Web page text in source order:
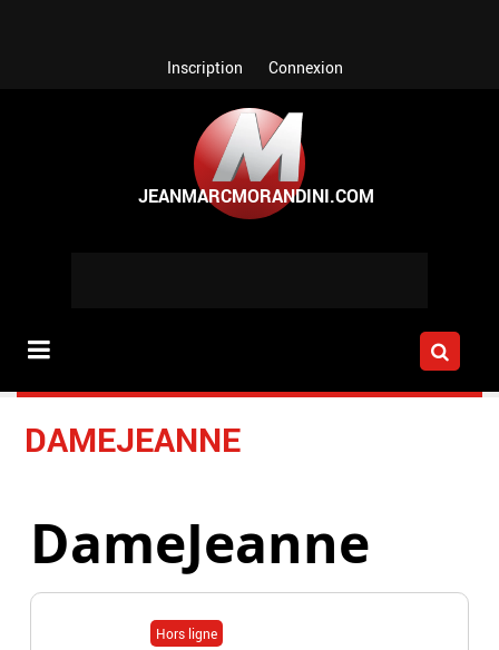
Inscription Connexion
DAMEJEANNE
DameJeanne
Hors ligne